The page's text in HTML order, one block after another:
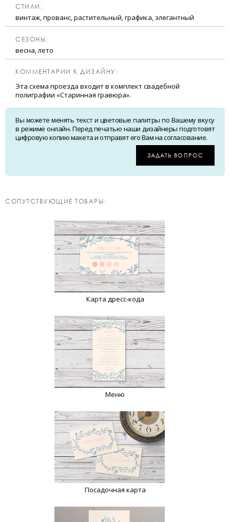
CТИЛИ:
винтаж, прованс, растительный, графика, элегантный
CЕЗОНЫ:
весна, лето
КОММЕНТАРИИ К ДИЗАЙНУ:
Эта схема проезда входит в комплект свадебной
полиграфии «Старинная гравюра».
Вы можете менять текст и цветовые палитры по Вашему вкусу
в режиме онлайн. Перед печатью наши дизайнеры подготовят
цифровую копию макета и отправят его Вам на согласование.
ЗАДАТЬ ВОПРОС
CОПУТСТВУЮЩИЕ ТОВАРЫ:
Карта дресс-кода
Меню
Посадочная карта